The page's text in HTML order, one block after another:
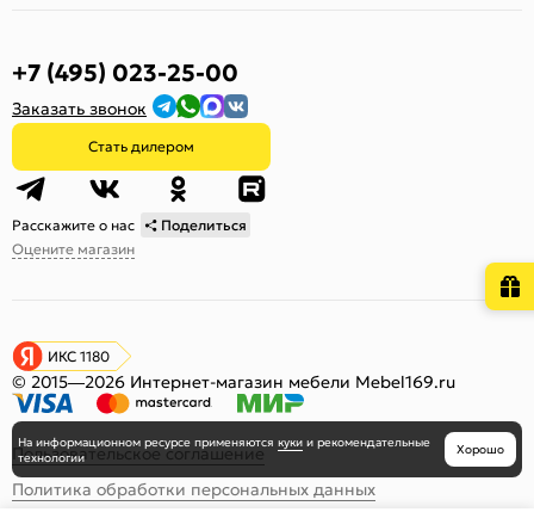
+7 (495) 023-25-00
Заказать звонок
Стать дилером
Расскажите о нас
Поделиться
Оцените магазин
ИКС 1180
© 2015—2026 Интернет-магазин мебели Mebel169.ru
Пользовательское соглашение
Политика обработки персональных данных
На информационном ресурсе применяются куки и рекомендательные
технологии
Хорошо